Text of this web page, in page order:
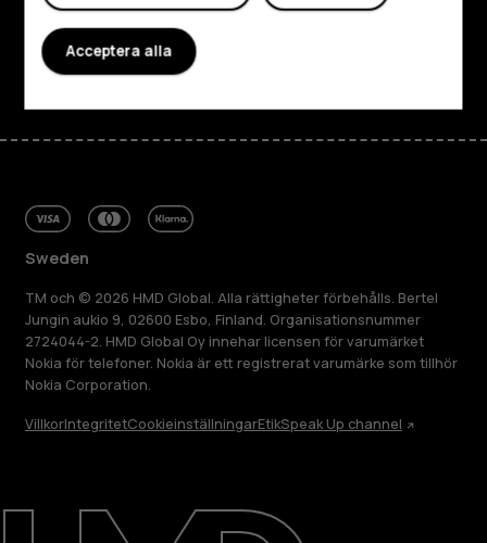
Reparera, återanvända, återvinna
Kundservice
FacebookInstagram
TiktokYoutube
Sweden
TM och © 2026 HMD Global. Alla rättigheter förbehålls. Bertel
Jungin aukio 9, 02600 Esbo, Finland. Organisationsnummer
2724044-2. HMD Global Oy innehar licensen för varumärket
Nokia för telefoner. Nokia är ett registrerat varumärke som tillhör
Nokia Corporation.
VillkorIntegritetCookieinställningarEtikSpeak Up channel
Acceptera alla